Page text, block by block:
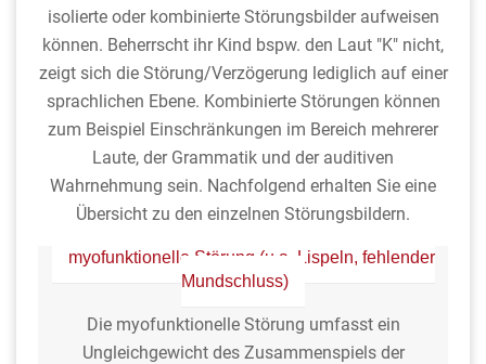
isolierte oder kombinierte Störungsbilder aufweisen
können. Beherrscht ihr Kind bspw. den Laut "K" nicht,
zeigt sich die Störung/Verzögerung lediglich auf einer
sprachlichen Ebene. Kombinierte Störungen können
zum Beispiel Einschränkungen im Bereich mehrerer
Laute, der Grammatik und der auditiven
Wahrnehmung sein. Nachfolgend erhalten Sie eine
Übersicht zu den einzelnen Störungsbildern.
myofunktionelle Störung (u.a. Lispeln, fehlender
Mundschluss)
Die myofunktionelle Störung umfasst ein
Ungleichgewicht des Zusammenspiels der